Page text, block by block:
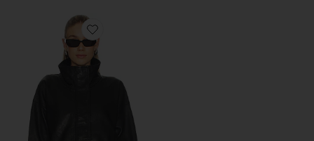
Favorite RYDER ジャケット